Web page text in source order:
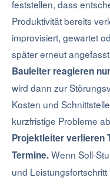
feststellen, dass
Produktivität bereits
improvisiert, gewartet
später erneut
Bauleiter reagieren
wird dann zur
Kosten und
kurzfristige Probleme
Projektleiter verlieren
Termine.Wenn Soll-
und